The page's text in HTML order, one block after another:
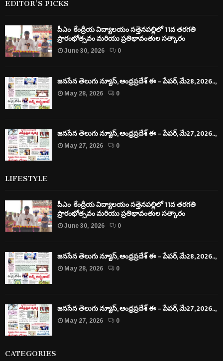
పీఎం కేంద్రీయ విద్యాలయం సత్తెనపల్లిలో 11వ తరగతి
ప్రారంభోత్సవం మరియు ప్రతిభావంతుల సత్కారం
June 30, 2026
0
జనసేన తెలుగు న్యూస్, ఆంధ్రప్రదేశ్ ఈ – పేపర్, మే28, 2026..,
May 28, 2026
0
జనసేన తెలుగు న్యూస్, ఆంధ్రప్రదేశ్ ఈ – పేపర్, మే27, 2026..,
May 27, 2026
0
LIFESTYLE
పీఎం కేంద్రీయ విద్యాలయం సత్తెనపల్లిలో 11వ తరగతి
ప్రారంభోత్సవం మరియు ప్రతిభావంతుల సత్కారం
June 30, 2026
0
జనసేన తెలుగు న్యూస్, ఆంధ్రప్రదేశ్ ఈ – పేపర్, మే28, 2026..,
May 28, 2026
0
జనసేన తెలుగు న్యూస్, ఆంధ్రప్రదేశ్ ఈ – పేపర్, మే27, 2026..,
May 27, 2026
0
CATEGORIES